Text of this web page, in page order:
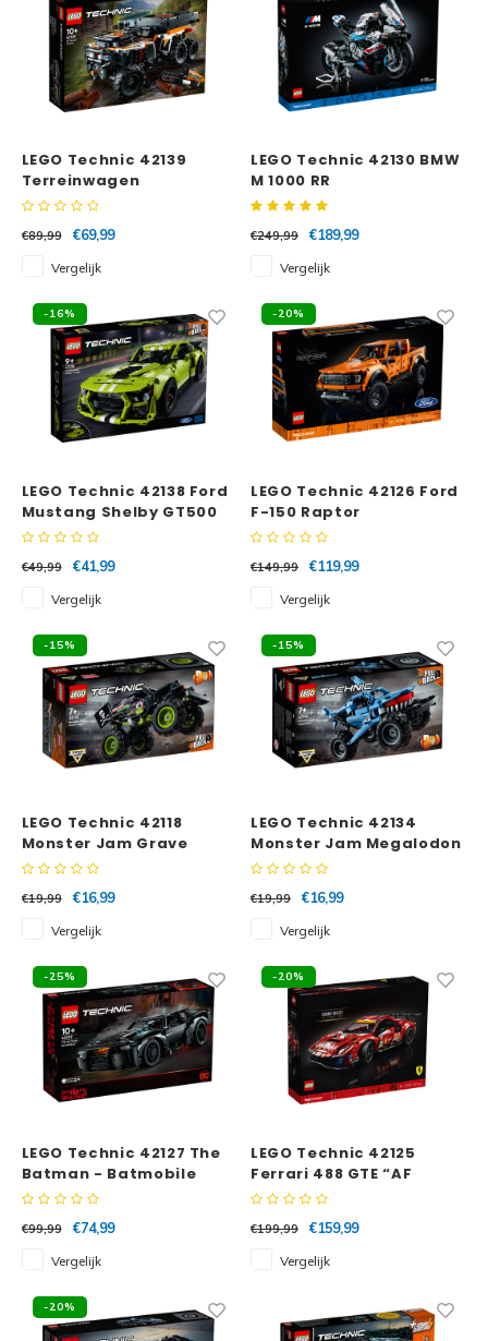
Jurassic World
Minecraft
Overwatch
Speed Champions
Star Wars
Super Mario
Technic
VIDIYO
LEGO Technic 42139
Terreinwagen
€89,99
€69,99
Vergelijk
LEGO Technic 42130 BMW
M 1000 RR
€249,99
€189,99
Vergelijk
-16%
LEGO Technic 42138 Ford
Mustang Shelby GT500
€49,99
€41,99
Vergelijk
-20%
LEGO Technic 42126 Ford
F-150 Raptor
€149,99
€119,99
Vergelijk
-15%
LEGO Technic 42118
Monster Jam Grave
Digger
€19,99
€16,99
Vergelijk
-15%
LEGO Technic 42134
Monster Jam Megalodon
€19,99
€16,99
Vergelijk
-25%
LEGO Technic 42127 The
Batman - Batmobile
€99,99
€74,99
Vergelijk
-20%
LEGO Technic 42125
Ferrari 488 GTE “AF
Corse #51”
€199,99
€159,99
Vergelijk
-20%